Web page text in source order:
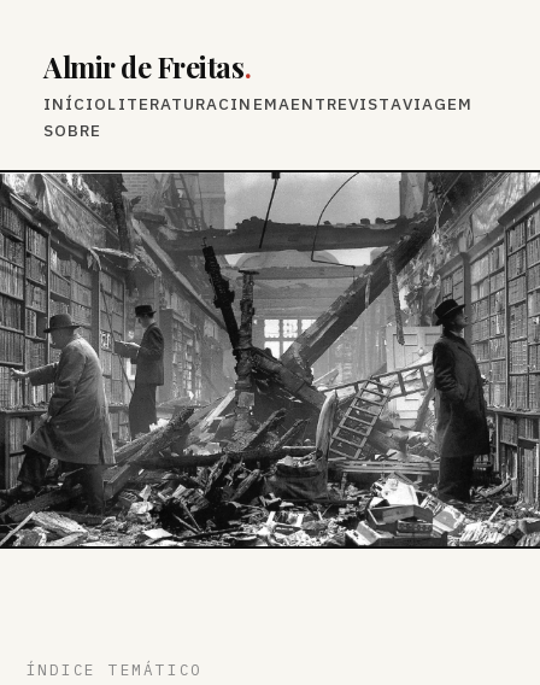
Almir de Freitas.
INÍCIOLITERATURACINEMAENTREVISTAVIAGEM
SOBRE
ÍNDICE TEMÁTICO